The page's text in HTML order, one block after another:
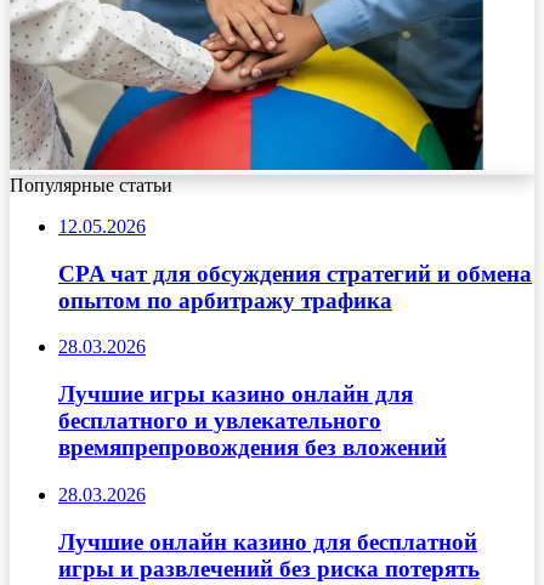
Популярные статьи
12.05.2026
CPA чат для обсуждения стратегий и обмена
опытом по арбитражу трафика
28.03.2026
Лучшие игры казино онлайн для
бесплатного и увлекательного
времяпрепровождения без вложений
28.03.2026
Лучшие онлайн казино для бесплатной
игры и развлечений без риска потерять